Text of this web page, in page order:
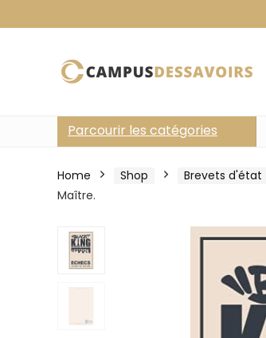
Parcourir les catégories
Home Shop Brevets d'état
Maître.